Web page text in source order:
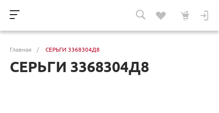
Главная / СЕРЬГИ 3368304Д8
СЕРЬГИ 3368304Д8